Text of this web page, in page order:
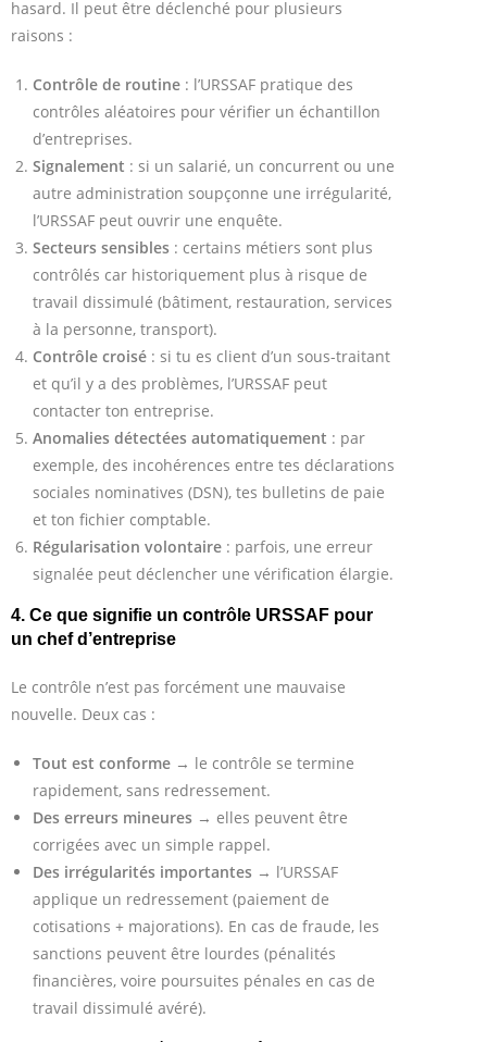
hasard. Il peut être déclenché pour plusieurs
raisons :
Contrôle de routine : l’URSSAF pratique des
contrôles aléatoires pour vérifier un échantillon
d’entreprises.
Signalement : si un salarié, un concurrent ou une
autre administration soupçonne une irrégularité,
l’URSSAF peut ouvrir une enquête.
Secteurs sensibles : certains métiers sont plus
contrôlés car historiquement plus à risque de
travail dissimulé (bâtiment, restauration, services
à la personne, transport).
Contrôle croisé : si tu es client d’un sous-traitant
et qu’il y a des problèmes, l’URSSAF peut
contacter ton entreprise.
Anomalies détectées automatiquement : par
exemple, des incohérences entre tes déclarations
sociales nominatives (DSN), tes bulletins de paie
et ton fichier comptable.
Régularisation volontaire : parfois, une erreur
signalée peut déclencher une vérification élargie.
4. Ce que signifie un contrôle URSSAF pour
un chef d’entreprise
Le contrôle n’est pas forcément une mauvaise
nouvelle. Deux cas :
Tout est conforme → le contrôle se termine
rapidement, sans redressement.
Des erreurs mineures → elles peuvent être
corrigées avec un simple rappel.
Des irrégularités importantes → l’URSSAF
applique un redressement (paiement de
cotisations + majorations). En cas de fraude, les
sanctions peuvent être lourdes (pénalités
financières, voire poursuites pénales en cas de
travail dissimulé avéré).